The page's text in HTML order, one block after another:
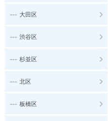
--- 大田区
--- 渋谷区
--- 杉並区
--- 北区
--- 板橋区